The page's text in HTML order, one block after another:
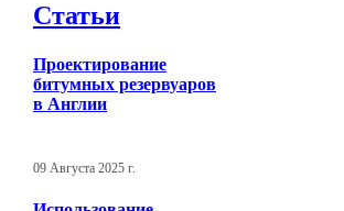
Статьи
Проектирование
битумных резервуаров
в Англии
09 Августа 2025 г.